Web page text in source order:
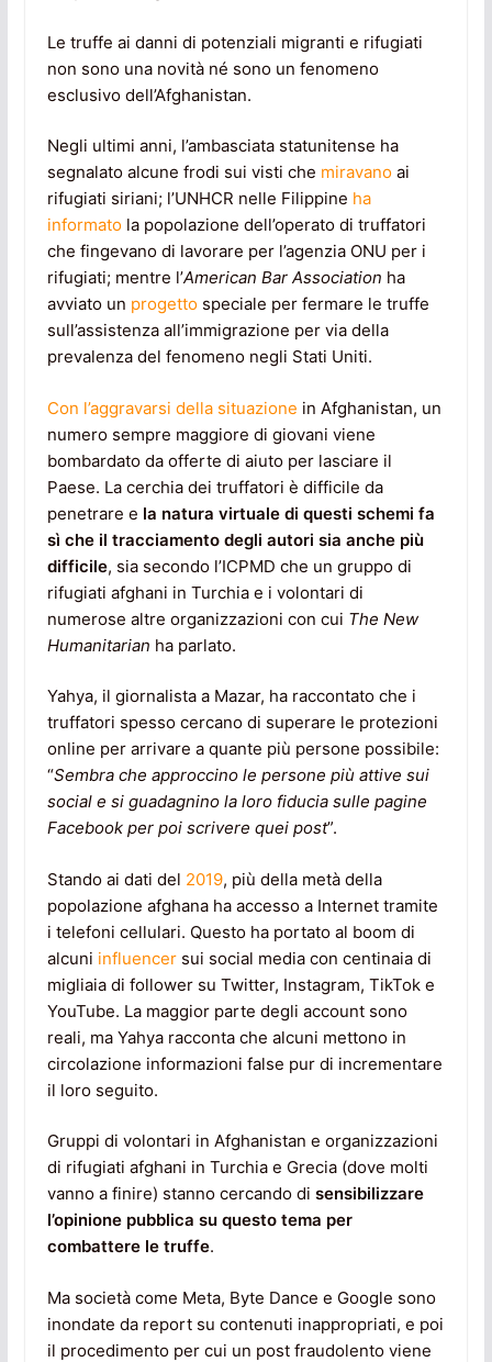
Le truffe ai danni di potenziali migranti e rifugiati
non sono una novità né sono un fenomeno
esclusivo dell’Afghanistan.
Negli ultimi anni, l’ambasciata statunitense ha
segnalato alcune frodi sui visti che miravanoai
rifugiati siriani; l’UNHCR nelle Filippine ha
informatola popolazione dell’operato di truffatori
che fingevano di lavorare per l’agenzia ONU per i
rifugiati; mentre l’American Bar Association ha
avviato un progettospeciale per fermare le truffe
sull’assistenza all’immigrazione per via della
prevalenza del fenomeno negli Stati Uniti.
Con l’aggravarsi della situazione in Afghanistan, un
numero sempre maggiore di giovani viene
bombardato da offerte di aiuto per lasciare il
Paese. La cerchia dei truffatori è difficile da
penetrare e la natura virtuale di questi schemi fa
sì che il tracciamento degli autori sia anche più
difficile, sia secondo l’ICPMD che un gruppo di
rifugiati afghani in Turchia e i volontari di
numerose altre organizzazioni con cui The New
Humanitarian ha parlato.
Yahya, il giornalista a Mazar, ha raccontato che i
truffatori spesso cercano di superare le protezioni
online per arrivare a quante più persone possibile:
“Sembra che approccino le persone più attive sui
social e si guadagnino la loro fiducia sulle pagine
Facebook per poi scrivere quei post”.
Stando ai dati del 2019, più della metà della
popolazione afghana ha accesso a Internet tramite
i telefoni cellulari. Questo ha portato al boom di
alcuni influencersui social media con centinaia di
migliaia di follower su Twitter, Instagram, TikTok e
YouTube. La maggior parte degli account sono
reali, ma Yahya racconta che alcuni mettono in
circolazione informazioni false pur di incrementare
il loro seguito.
Gruppi di volontari in Afghanistan e organizzazioni
di rifugiati afghani in Turchia e Grecia (dove molti
vanno a finire) stanno cercando di sensibilizzare
l’opinione pubblica su questo tema per
combattere le truffe.
Ma società come Meta, Byte Dance e Google sono
inondate da report su contenuti inappropriati, e poi
il procedimento per cui un post fraudolento viene